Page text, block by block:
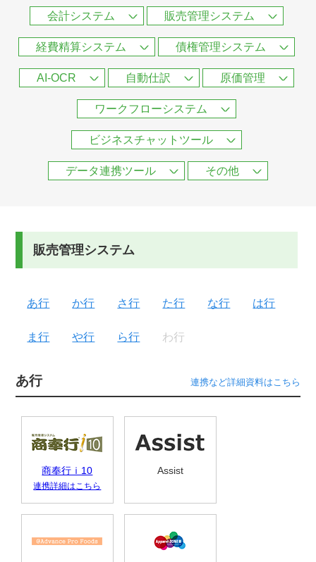
会計システム 販売管理システム
経費精算システム 債権管理システム
AI-OCR 自動仕訳 原価管理
ワークフローシステム
ビジネスチャットツール
データ連携ツール その他
販売管理システム
あ行 か行 さ行 た行 な行 は行
ま行 や行 ら行 わ行
あ行 連携など詳細資料はこちら
商奉行ｉ10
連携詳細はこちら
Assist